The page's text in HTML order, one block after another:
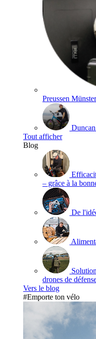
Preussen Münster
Tout afficher
Blog
– grâce à la
De
drones de
Vers le blog
#Emporte ton vélo